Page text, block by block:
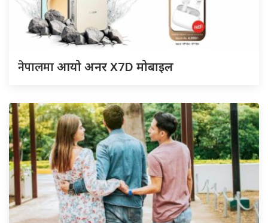
नेपालमाआयो अनर X7D मोबाइल